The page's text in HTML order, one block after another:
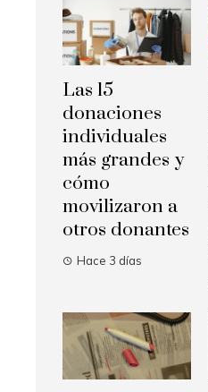
Las 15
donaciones
individuales
más grandes y
cómo
movilizaron a
otros donantes
Hace 3 días